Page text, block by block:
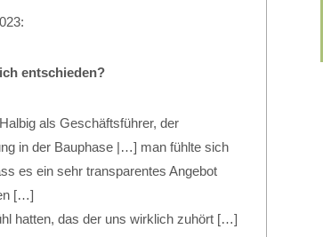
entschieden?
als Geschäftsführer, der
in der Bauphase |…] man fühlte sich
es ein sehr transparentes Angebot
[…]
hatten, das der uns wirklich zuhört […]